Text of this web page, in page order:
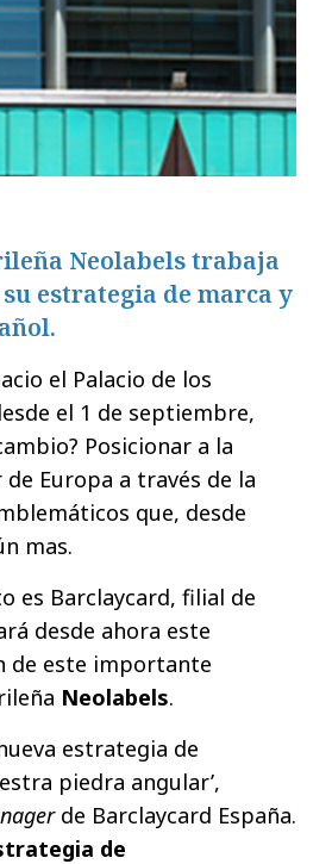
Neolabels trabaja
estrategia de marca y
el Palacio de los
el 1 de septiembre,
Posicionar a la
Europa a través de la
que, desde
mas.
es Barclaycard, filial de
desde ahora este
de este importante
Neolabels.
estrategia de
piedra angular’,
de Barclaycard España.
de